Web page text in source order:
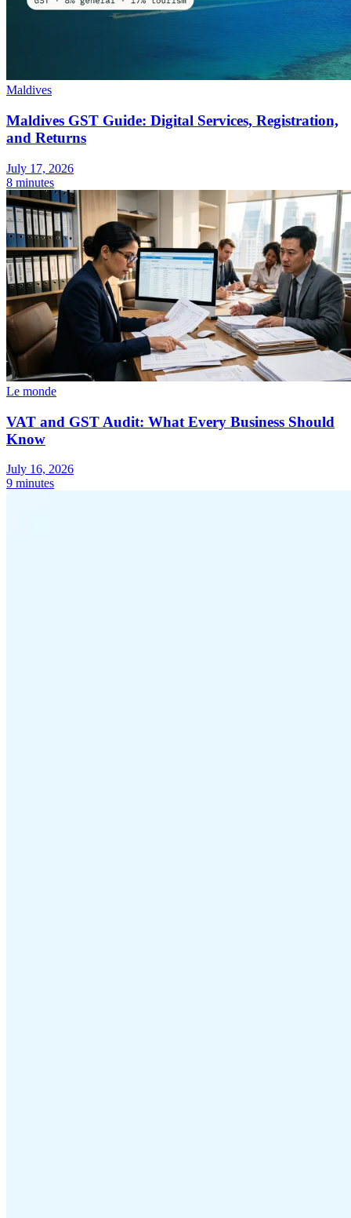
Maldives
Maldives GST Guide: Digital Services, Registration,
and Returns
July 17, 2026
8 minutes
Le monde
VAT and GST Audit: What Every Business Should
Know
July 16, 2026
9 minutes